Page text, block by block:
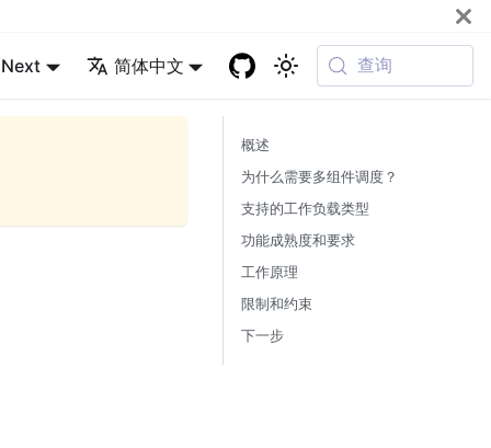
Next 简体中文 查询
概述
为什么需要多组件调度？
支持的工作负载类型
功能成熟度和要求
工作原理
限制和约束
下一步